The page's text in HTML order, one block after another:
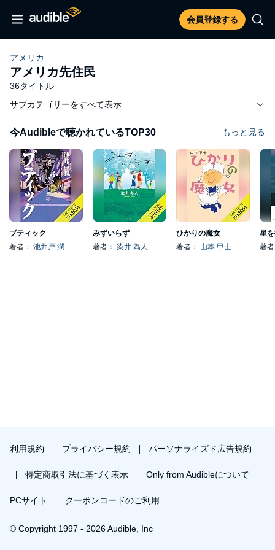
会員登録する
アメリカ
アメリカ先住民
36タイトル
サブカテゴリーをすべて表示
今Audibleで聴かれているTOP30 もっと見る
ブティック
著者： 池井戸 潤
みずいらず
著者： 染井 為人
ひかりの魔女
著者： 山本 甲士
星
著
利用規約 プライバシー規約 パーソナライズド広告規約
特定商取引法に基づく表示 Only from Audibleについて
PCサイト クーポンコードのご利用
© Copyright 1997 - 2026 Audible, Inc